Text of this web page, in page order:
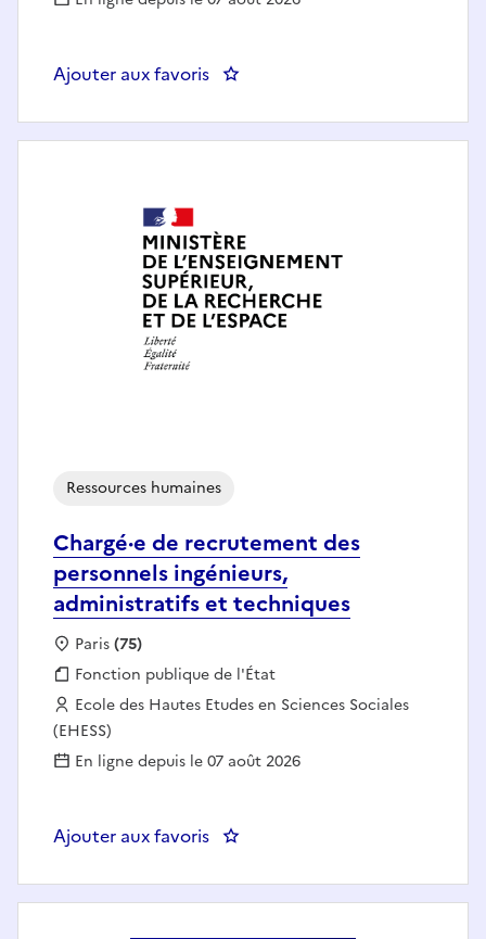
Ajouter aux favoris : PP-DRH-SDP-SRPP-
Chargé·e de recrutement des
personnels ingénieurs,
administratifs et techniques
Ressources humaines
Localisation :
Paris(75)
Fonction publique :
Fonction publique de l'État
Employeur :
Ecole des Hautes Etudes en Sciences Sociales
(EHESS)
En ligne depuis le 07 août 2026
Ajouter aux favoris : Chargé·e de recrutement